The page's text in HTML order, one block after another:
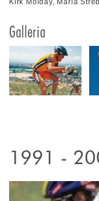
Kirk Molday, Marla
Galleria
1991 -